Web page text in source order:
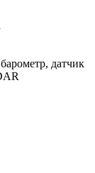
датчик